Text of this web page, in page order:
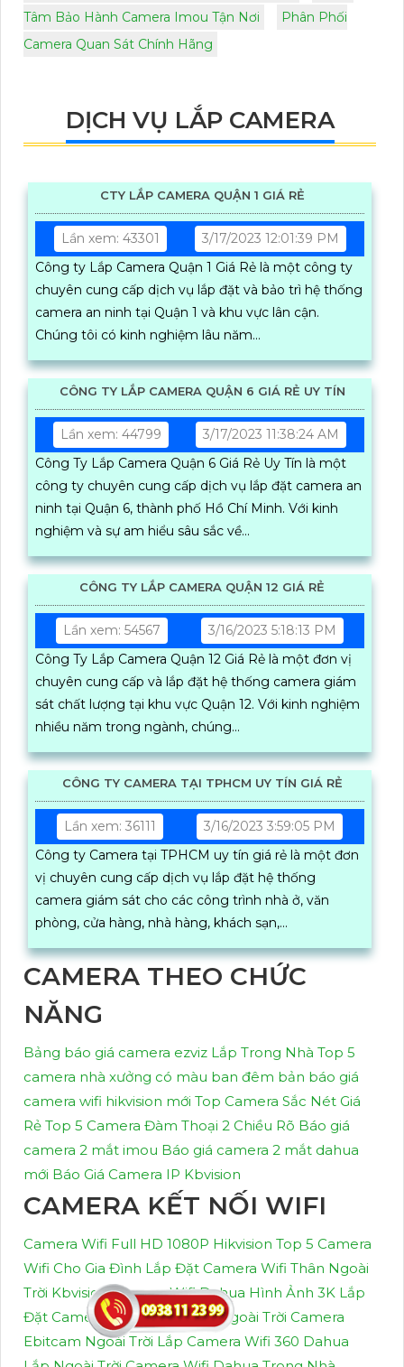
Tâm Bảo Hành Camera Imou Tận Nơi
Phân Phối
Camera Quan Sát Chính Hãng
DỊCH VỤ LẮP CAMERA
CTY LẮP CAMERA QUẬN 1 GIÁ RẺ
Lần xem: 43301
3/17/2023 12:01:39 PM
Công ty Lắp Camera Quận 1 Giá Rẻ là một công ty
chuyên cung cấp dịch vụ lắp đặt và bảo trì hệ thống
camera an ninh tại Quận 1 và khu vực lân cận.
Chúng tôi có kinh nghiệm lâu năm...
CÔNG TY LẮP CAMERA QUẬN 6 GIÁ RẺ UY TÍN
Lần xem: 44799
3/17/2023 11:38:24 AM
Công Ty Lắp Camera Quận 6 Giá Rẻ Uy Tín là một
công ty chuyên cung cấp dịch vụ lắp đặt camera an
ninh tại Quận 6, thành phố Hồ Chí Minh. Với kinh
nghiệm và sự am hiểu sâu sắc về...
CÔNG TY LẮP CAMERA QUẬN 12 GIÁ RẺ
Lần xem: 54567
3/16/2023 5:18:13 PM
Công Ty Lắp Camera Quận 12 Giá Rẻ là một đơn vị
chuyên cung cấp và lắp đặt hệ thống camera giám
sát chất lượng tại khu vực Quận 12. Với kinh nghiệm
nhiều năm trong ngành, chúng...
CÔNG TY CAMERA TẠI TPHCM UY TÍN GIÁ RẺ
Lần xem: 36111
3/16/2023 3:59:05 PM
Công ty Camera tại TPHCM uy tín giá rẻ là một đơn
vị chuyên cung cấp dịch vụ lắp đặt hệ thống
camera giám sát cho các công trình nhà ở, văn
phòng, cửa hàng, nhà hàng, khách sạn,...
CAMERA THEO CHỨC
NĂNG
Bảng báo giá camera ezviz Lắp Trong Nhà Top 5
camera nhà xưởng có màu ban đêm bản báo giá
camera wifi hikvision mới Top Camera Sắc Nét Giá
Rẻ Top 5 Camera Đàm Thoại 2 Chiều Rõ Báo giá
camera 2 mắt imou Báo giá camera 2 mắt dahua
mới Báo Giá Camera IP Kbvision
CAMERA KẾT NỐI WIFI
Camera Wifi Full HD 1080P Hikvision Top 5 Camera
Wifi Cho Gia Đình Lắp Đặt Camera Wifi Thân Ngoài
Trời Kbvision Camera Wifi Dahua Hình Ảnh 3K Lắp
Đặt Camera Wifi Dahu Thân Ngoài Trời Camera
Ebitcam Ngoài Trời Lắp Camera Wifi 360 Dahua